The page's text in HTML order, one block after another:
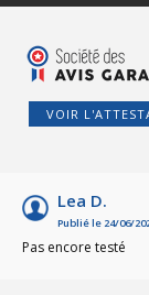
VOIR
Lea D.
Publié le 24/06/
Pas encore testé